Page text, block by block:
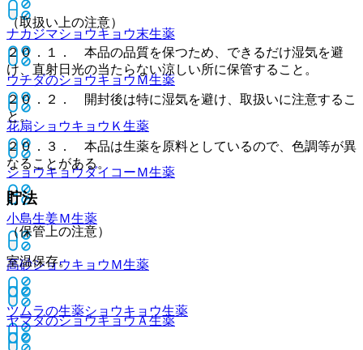
ナカジマショウキョウ末生薬
ウチダのショウキョウＭ生薬
花扇ショウキョウＫ 生薬
ショウキョウダイコーＭ生薬
小島生姜Ｍ生薬
高砂ショウキョウＭ生薬
ツムラの生薬ショウキョウ生薬
（取扱い上の注意）
２０．１． 本品の品質を保つため、できるだけ湿気を避
け、直射日光の当たらない涼しい所に保管すること。
２０．２． 開封後は特に湿気を避け、取扱いに注意するこ
と。
２０．３． 本品は生薬を原料としているので、色調等が異
なることがある。
貯法
（保管上の注意）
室温保存。
ヤマダのショウキョウＡ生薬